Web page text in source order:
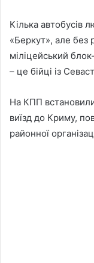
Кілька автобусів
«Беркут», але без
міліцейський
– це бійці із
На КПП
виїзд до Криму,
районної